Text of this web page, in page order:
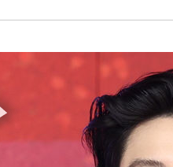
내린 6258.77에 마쳐
2018년 이후 첫 40도
보' 신용해 前교정본부장 기소
민적 공분에 수사 재개"
지…'쑥대밭' 된 축구협회
김태유 서울대 공대 교수…이병태